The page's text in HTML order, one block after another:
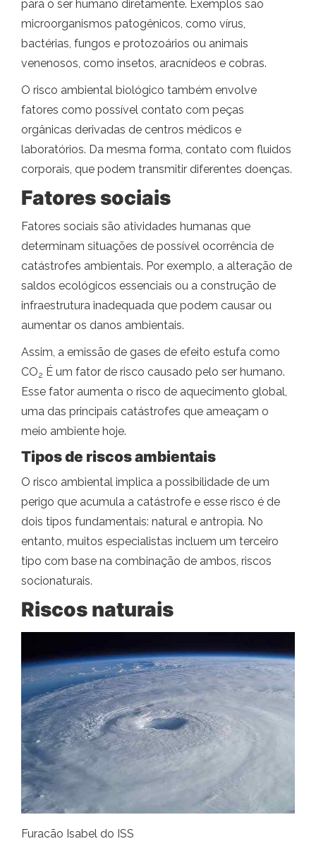
para o ser humano diretamente. Exemplos são
microorganismos patogênicos, como vírus,
bactérias, fungos e protozoários ou animais
venenosos, como insetos, aracnídeos e cobras.
O risco ambiental biológico também envolve
fatores como possível contato com peças
orgânicas derivadas de centros médicos e
laboratórios. Da mesma forma, contato com fluidos
corporais, que podem transmitir diferentes doenças.
Fatores sociais
Fatores sociais são atividades humanas que
determinam situações de possível ocorrência de
catástrofes ambientais. Por exemplo, a alteração de
saldos ecológicos essenciais ou a construção de
infraestrutura inadequada que podem causar ou
aumentar os danos ambientais.
Assim, a emissão de gases de efeito estufa como
CO2 É um fator de risco causado pelo ser humano.
Esse fator aumenta o risco de aquecimento global,
uma das principais catástrofes que ameaçam o
meio ambiente hoje.
Tipos de riscos ambientais
O risco ambiental implica a possibilidade de um
perigo que acumula a catástrofe e esse risco é de
dois tipos fundamentais: natural e antropia. No
entanto, muitos especialistas incluem um terceiro
tipo com base na combinação de ambos, riscos
socionaturais.
Riscos naturais
Furacão Isabel do ISS